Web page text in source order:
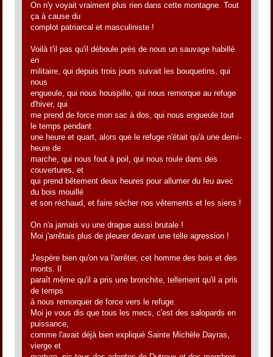
On n'y voyait vraiment plus rien dans cette montagne. Tout
ça à cause du
complot patriarcal et masculiniste !
Voilà t'il pas qu'il déboule près de nous un sauvage habillé
en
militaire, qui depuis trois jours suivait les bouquetins, qui
nous
engueule, qui nous houspille, qui nous remorque au refuge
d'hiver, qui
me prend de force mon sac à dos, qui nous engueule tout
le temps pendant
une heure et quart, alors que le refuge n'était qu'à une demi-
heure de
marche, qui nous fout à poil, qui nous roule dans des
couvertures, et
qui prend bêtement deux heures pour allumer du feu avec
du bois mouillé
et son réchaud, et faire sécher nos vêtements et les siens !
On n'a jamais vu une drague aussi brutale !
Moi j'arrêtais plus de pleurer devant une telle agression !
J'espère bien qu'on va l'arrêter, cet homme des bois et des
monts. Il
paraît même qu'il a pris une bronchite, tellement qu'il a pris
de temps
à nous remorquer de force vers le refuge.
Moi je vous dis que tous les mecs, c'est des salopards en
puissance,
comme l'avait déjà bien expliqué Sainte Michèle Dayras,
vierge et